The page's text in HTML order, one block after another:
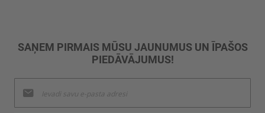
SAŅEM PIRMAIS MŪSU JAUNUMUS UN ĪPAŠOS
PIEDĀVĀJUMUS!
jaunumu
saņemšanai: